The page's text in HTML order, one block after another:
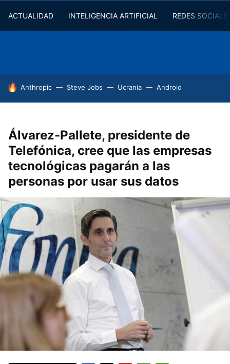
ACTUALIDAD INTELIGENCIA ARTIFICIAL REDES
HOY SE HABLA DE
Anthropic Steve Jobs Ucrania Android
Álvarez-Pallete, presidente de
Telefónica, cree que las empresas
tecnológicas pagarán a las
personas por usar sus datos